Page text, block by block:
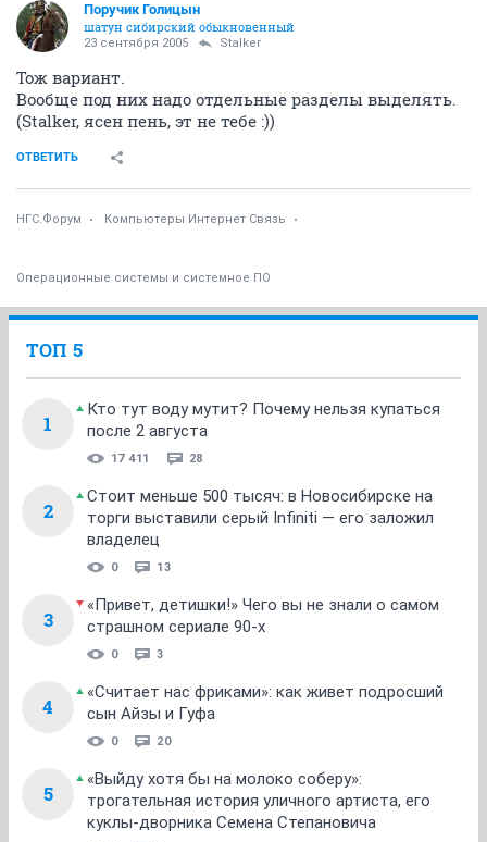
Поручик Голицын
шатун сибирский обыкновенный
23 сентября 2005 Stalker
Тож вариант.
Вообще под них надо отдельные разделы выделять.
(Stalker, ясен пень, эт не тебе :))
ОТВЕТИТЬ
НГС.Форум Компьютеры Интернет Связь
Операционные системы и системное ПО
ТОП 5
1
Кто тут воду мутит? Почему нельзя купаться
после 2 августа
17 411 28
2
Стоит меньше 500 тысяч: в Новосибирске на
торги выставили серый Infiniti — его заложил
владелец
0 13
3
«Привет, детишки!» Чего вы не знали о самом
страшном сериале 90-х
0 3
4
«Считает нас фриками»: как живет подросший
сын Айзы и Гуфа
0 20
5
«Выйду хотя бы на молоко соберу»:
трогательная история уличного артиста, его
куклы-дворника Семена Степановича